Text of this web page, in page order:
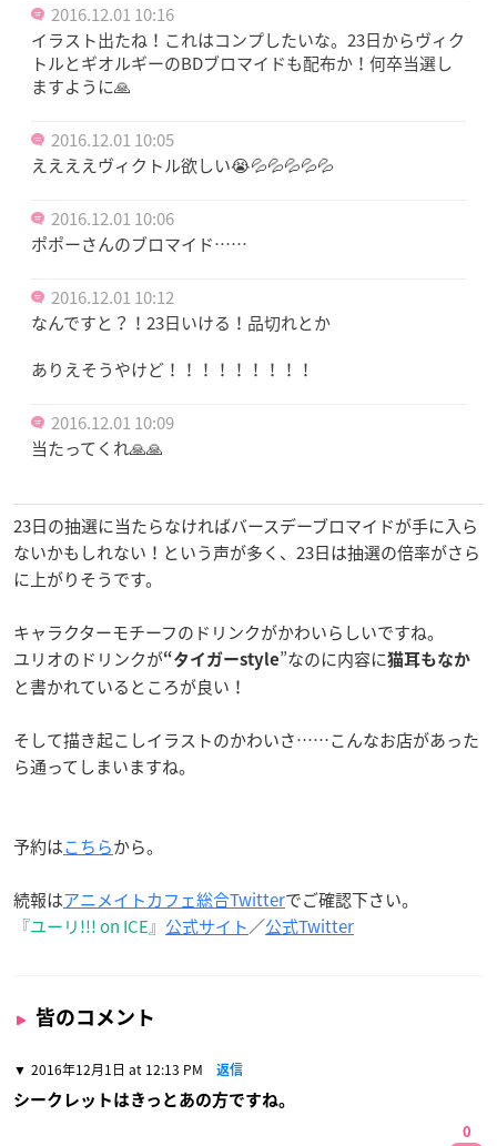
2016.12.01 10:16
イラスト出たね！これはコンプしたいな。23日からヴィク
トルとギオルギーのBDブロマイドも配布か！何卒当選し
ますように🙏
2016.12.01 10:05
ええええヴィクトル欲しい😭💦💦💦💦💦
2016.12.01 10:06
ポポーさんのブロマイド……
2016.12.01 10:12
なんですと？！23日いける！品切れとか
ありえそうやけど！！！！！！！！！
2016.12.01 10:09
当たってくれ🙏🙏
23日の抽選に当たらなければバースデーブロマイドが手に入ら
ないかもしれない！という声が多く、23日は抽選の倍率がさら
に上がりそうです。
キャラクターモチーフのドリンクがかわいらしいですね。
ユリオのドリンクが“タイガーstyle”なのに内容に猫耳もなか
と書かれているところが良い！
そして描き起こしイラストのかわいさ……こんなお店があった
ら通ってしまいますね。
予約はこちらから。
続報はアニメイトカフェ総合Twitterでご確認下さい。
『ユーリ!!! on ICE』 公式サイト／公式Twitter
皆のコメント
2016年12月1日 at 12:13 PM 返信
シークレットはきっとあの方ですね。
0